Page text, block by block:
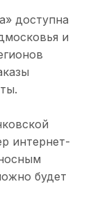
доступна
и
интернет-
будет